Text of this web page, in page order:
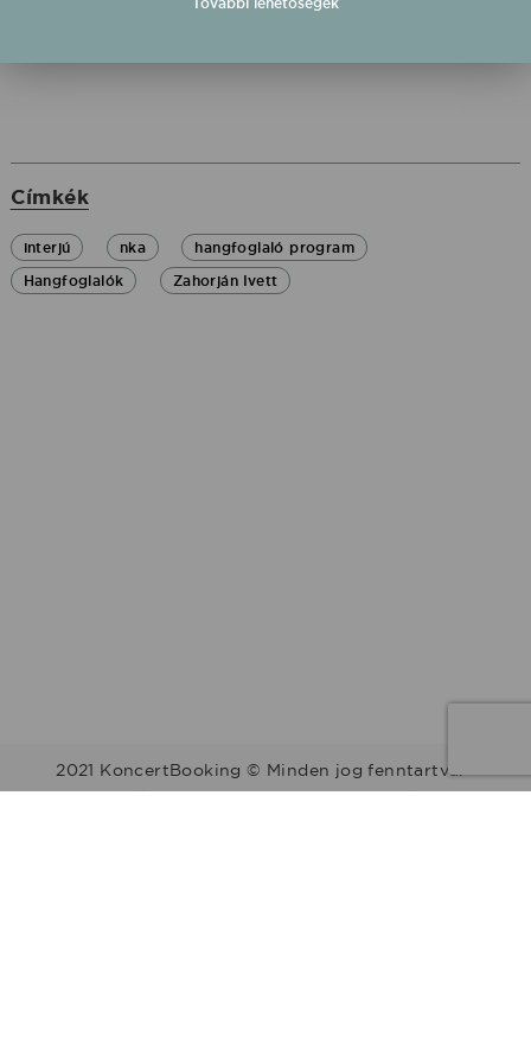
Címkék
interjú nka
hangfoglaló program
Hangfoglalók
Zahorján Ivett
2021 KoncertBooking © Minden jog fenntartva.
Kapcsolat | Telefonszám: +36 30 157 9812 | E-mail:
További lehetőségek